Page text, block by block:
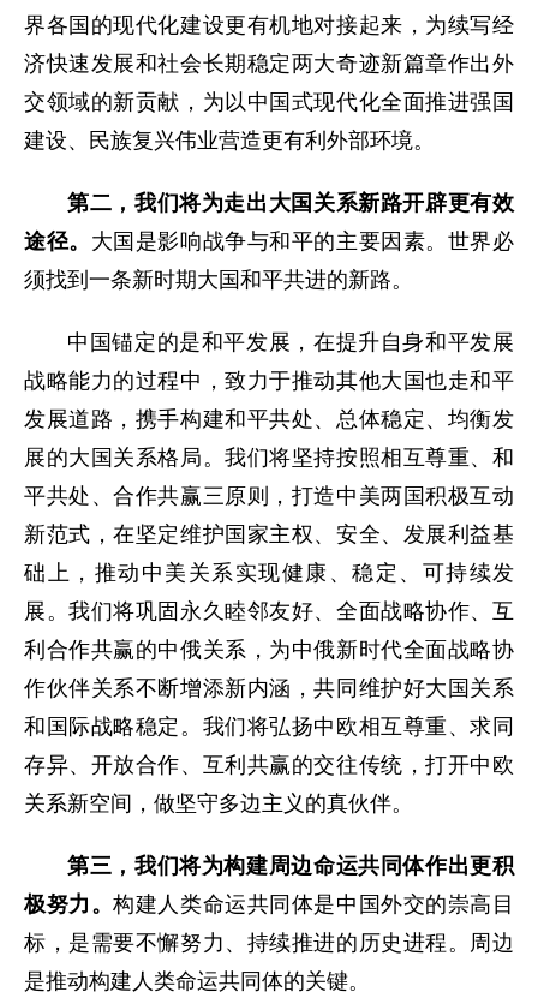
界各国的现代化建设更有机地对接起来，为续写经
济快速发展和社会长期稳定两大奇迹新篇章作出外
交领域的新贡献，为以中国式现代化全面推进强国
建设、民族复兴伟业营造更有利外部环境。
第二，我们将为走出大国关系新路开辟更有效
途径。 大国是影响战争与和平的主要因素。世界必
须找到一条新时期大国和平共进的新路。
中国锚定的是和平发展，在提升自身和平发展
战略能力的过程中，致力于推动其他大国也走和平
发展道路，携手构建和平共处、总体稳定、均衡发
展的大国关系格局。我们将坚持按照相互尊重、和
平共处、合作共赢三原则，打造中美两国积极互动
新范式，在坚定维护国家主权、安全、发展利益基
础上，推动中美关系实现健康、稳定、可持续发
展。我们将巩固永久睦邻友好、全面战略协作、互
利合作共赢的中俄关系，为中俄新时代全面战略协
作伙伴关系不断增添新内涵，共同维护好大国关系
和国际战略稳定。我们将弘扬中欧相互尊重、求同
存异、开放合作、互利共赢的交往传统，打开中欧
关系新空间，做坚守多边主义的真伙伴。
第三，我们将为构建周边命运共同体作出更积
极努力。构建人类命运共同体是中国外交的崇高目
标，是需要不懈努力、持续推进的历史进程。周边
是推动构建人类命运共同体的关键。